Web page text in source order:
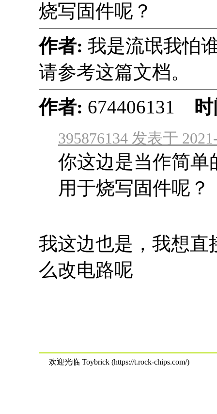
烧写固件呢？
作者: 我是流氓我
请参考这篇文档。
作者: 674406131
395876134 发表于
你这边是当作简单
用于烧写固件呢？
我这边也是，我想直
么改电路呢
欢迎光临 Toybrick (https://t.rock-chips.com/)